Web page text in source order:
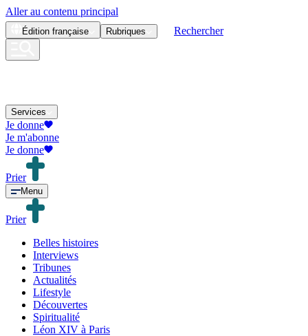
Aller au contenu principal
Édition française Rubriques Rechercher
Services
Je donne
Je m'abonne
Je donne
Prier
Menu
Prier
Belles histoires
Interviews
Tribunes
Actualités
Lifestyle
Découvertes
Spiritualité
Léon XIV à Paris